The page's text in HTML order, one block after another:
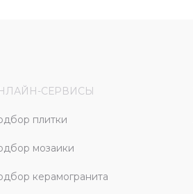
СЕРВИСЫ
плитки
мозаики
керамогранита